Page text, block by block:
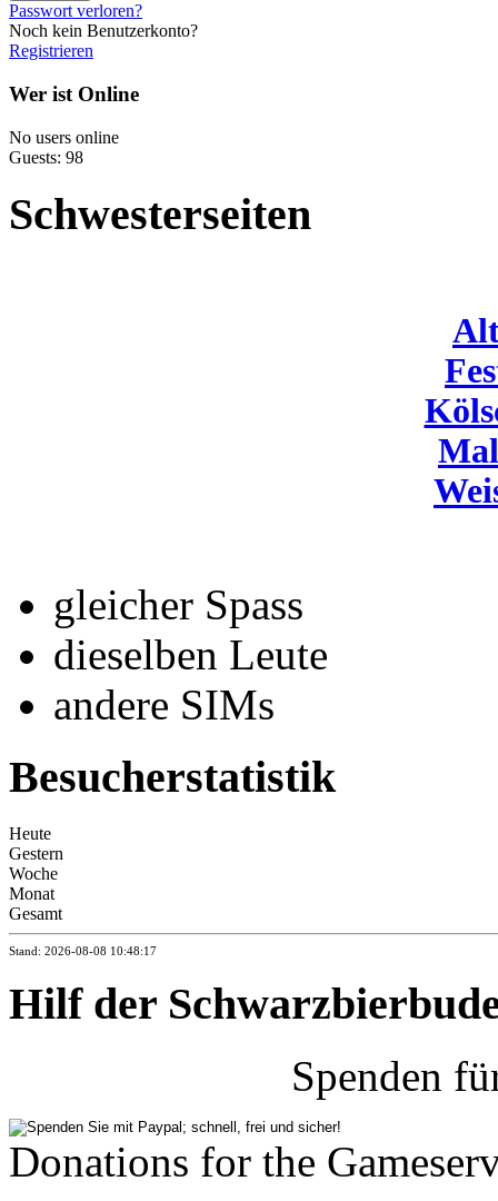
Passwort verloren?
Noch kein Benutzerkonto?
Registrieren
Wer ist Online
No users online
Guests: 98
Schwesterseiten
gleicher Spass
dieselben Leute
andere SIMs
Besucherstatistik
Heute
Gestern
Woche
Monat
Gesamt
Stand: 2026-08-08 10:48:17
Hilf der
Spenden
Donations for the